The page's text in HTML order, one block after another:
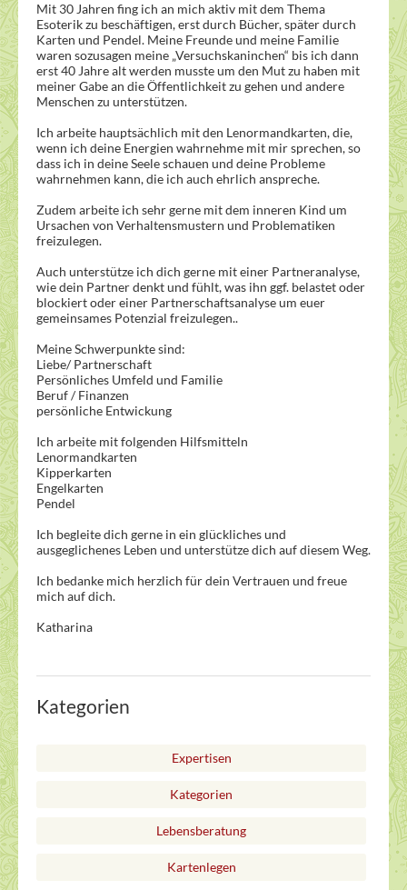
Mit 30 Jahren fing ich an mich aktiv mit dem Thema
Esoterik zu beschäftigen, erst durch Bücher, später durch
Karten und Pendel. Meine Freunde und meine Familie
waren sozusagen meine „Versuchskaninchen“ bis ich dann
erst 40 Jahre alt werden musste um den Mut zu haben mit
meiner Gabe an die Öffentlichkeit zu gehen und andere
Menschen zu unterstützen.
Ich arbeite hauptsächlich mit den Lenormandkarten, die,
wenn ich deine Energien wahrnehme mit mir sprechen, so
dass ich in deine Seele schauen und deine Probleme
wahrnehmen kann, die ich auch ehrlich anspreche.
Zudem arbeite ich sehr gerne mit dem inneren Kind um
Ursachen von Verhaltensmustern und Problematiken
freizulegen.
Auch unterstütze ich dich gerne mit einer Partneranalyse,
wie dein Partner denkt und fühlt, was ihn ggf. belastet oder
blockiert oder einer Partnerschaftsanalyse um euer
gemeinsames Potenzial freizulegen..
Meine Schwerpunkte sind:
Liebe/ Partnerschaft
Persönliches Umfeld und Familie
Beruf / Finanzen
persönliche Entwickung
Ich arbeite mit folgenden Hilfsmitteln
Lenormandkarten
Kipperkarten
Engelkarten
Pendel
Ich begleite dich gerne in ein glückliches und
ausgeglichenes Leben und unterstütze dich auf diesem Weg.
Ich bedanke mich herzlich für dein Vertrauen und freue
mich auf dich.
Katharina
Kategorien
Expertisen
Kategorien
Lebensberatung
Kartenlegen